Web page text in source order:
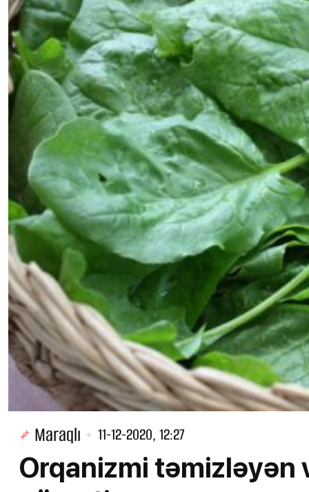
Maraqlı 11-12-2020, 12:27
Orqanizmi təmizləyən